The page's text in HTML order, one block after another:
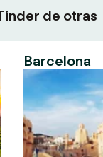
de otras
Barcelona